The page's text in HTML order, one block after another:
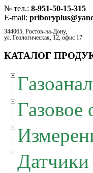
№ тел.: 8-951-50-15-315
E-mail:
344065, Ростов-на-Дону,
ул. Геологическая, 12, офис 17
КАТАЛОГ
Газовое
Датчики